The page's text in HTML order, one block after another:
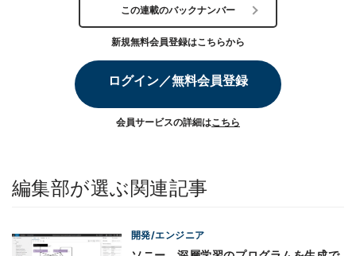
この連載のバックナンバー
新規無料会員登録はこちらから
ログイン／無料会員登録
会員サービスの詳細はこちら
編集部が選ぶ関連記事
開発/エンジニア